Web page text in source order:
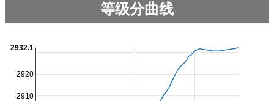
等级分曲线
2910
2920
2932.1